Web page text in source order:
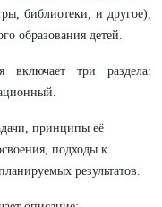
библиотеки, и другое),
образования детей.
включает три раздела:
принципы её
подходы к
результатов.